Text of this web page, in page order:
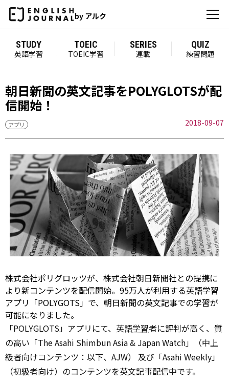
by アルク
STUDY
英語学習
TOEIC
TOEIC学習
SERIES
連載
QUIZ
練習問題
朝日新聞の英文記事をPOLYGLOTSが配
信開始！
アプリ 2018-09-07
株式会社ポリグロッツが、株式会社朝日新聞社との提携に
より新コンテンツを配信開始。95万人が利用する英語学習
アプリ「POLYGOTS」で、朝日新聞の英文記事での学習が
可能になりました。
「POLYGLOTS」アプリにて、英語学習者に評判が高く、質
の高い「The Asahi Shimbun Asia & Japan Watch」（中上
級者向けコンテンツ：以下、AJW） 及び「Asahi Weekly」
（初級者向け）のコンテンツを英文記事配信中です。